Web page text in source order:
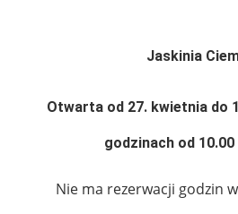
Jaskinia
Otwarta od 27. kwietnia do
godzinach od 10.00
Nie ma rezerwacji godzin